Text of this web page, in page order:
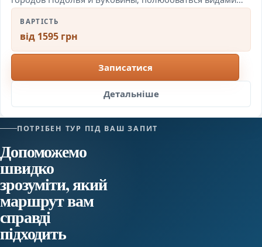
крутых каньонов реки Смотрич, природой
Национального…
ВАРТІСТЬ
від 1595 грн
Записатися
Детальніше
ПОТРІБЕН ТУР ПІД ВАШ ЗАПИТ
Допоможемо
швидко
зрозуміти, який
маршрут вам
справді
підходить